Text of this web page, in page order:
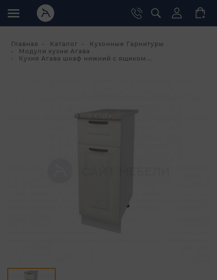
Главная Каталог
Кухонные Гарнитуры
Модули кухни Агава
Кухня Агава шкаф нижний с ящиком...